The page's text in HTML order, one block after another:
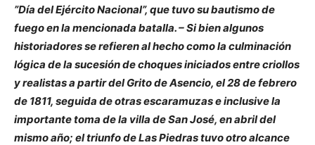
”Día del Ejército Nacional”, que tuvo su bautismo de
fuego en la mencionada batalla. – Si bien algunos
historiadores se refieren al hecho como la culminación
lógica de la sucesión de choques iniciados entre criollos
y realistas a partir del Grito de Asencio, el 28 de febrero
de 1811, seguida de otras escaramuzas e inclusive la
importante toma de la villa de San José, en abril del
mismo año; el triunfo de Las Piedras tuvo otro alcance